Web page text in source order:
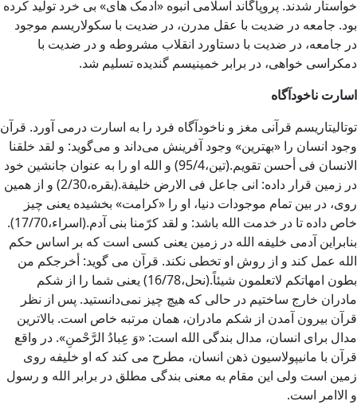
خواستار شدند. پروپاگاند اسلامی انبوه «آدمک های» بی خرد تولید کرده
بود. جامعه در ضدیت با عقل مدرن، در ضدیت با سکولاریسم موجود
در جامعه، در ضدیت با دستاورد انقلاب مشروطه و در ضدیت با
دمکراسی خواهی، در برابر خمینیسم گندیده تسلیم شد.
اسارت ناخودآگاه
توتالیتاریسم قرآنی مغز و ناخودآگاه فرد را به اسارت درمی آورد. قرآن
وجود انسان را «بهترین» وجود آفرینش می‌داند و می‌گوید: و لقد خلقنا
الانسان فی أحسن تقویم.(تین،95/4) و الله او را به عنوان جانشین خود
در زمین قرار داده: انی جاعل فی الارض خلیفة.(بقره،2/30) و از همین
روی، در بین تمام موجودات دنیا، او را «کرامت» بخشیده یعنی چیز
خاص داده تا در خدمت الله باشد: و لقد کرّمنا بنی آدم.(اسراء،17/70).
بنابراین آدمی خلیفه الله در زمین یعنی کسى است که بر اساس حکم
الله عمل کند و از روش او تخطی نکند. قرآن می گوید: أخرجکم من
بطون امهاتکم لاتعلمون شیئاً.(نحل،16/78) یعنی شما را از شکم
مادران خارج ساختیم در حالی که هیچ چیز نمی‌دانستید. پس از نظر
قرآن بیرون آمدن از شکم مادران، همان مرتبه خاص است. بالاترین
مدال براى انسان، مدال بندگى الله است: «وَ عِبادُ الرَّحْمنِ». در واقع
قرآن با مانیپولاسیون ذهن انسان، مطرح می کند که او خلیفه روی
زمین است ولی این مقام به معنی بندگی مطلق در برابر الله و رسول
و الاامر است.